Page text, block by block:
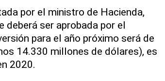
por el ministro de Hacienda,
deberá ser aprobada por el
para el año próximo será de
14.330 millones de dólares), es
2020.